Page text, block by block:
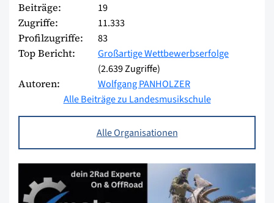
Beiträge: 19
Zugriffe: 11.333
Profilzugriffe: 83
Top Bericht:
Großartige Wettbewerbserfolge
(2.639 Zugriffe)
Autoren:
Wolfgang PANHOLZER
Alle Beiträge zu Landesmusikschule
Alle Organisationen